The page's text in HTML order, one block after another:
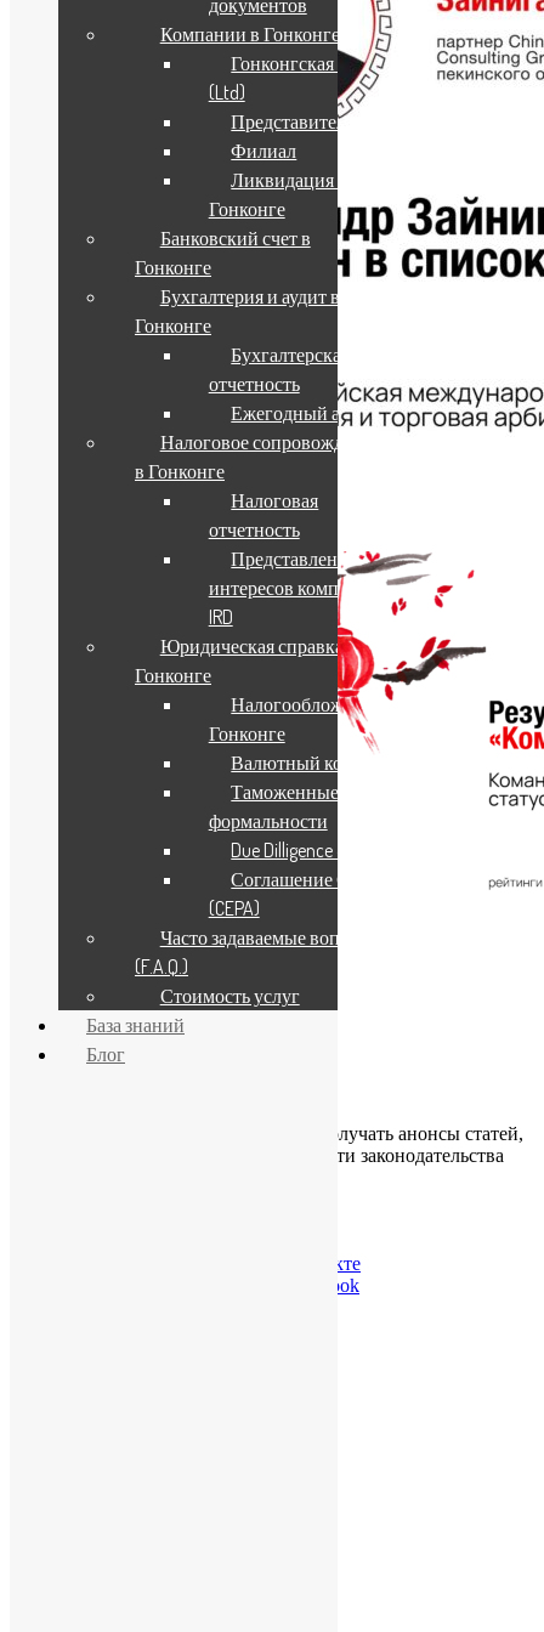
02.06.2026
Архив новостей
Подпишитесь на обновления, чтобы получать анонсы статей,
публикуемых на сайте, обзоры и новости законодательства
ChinaWindow Вконтакте
ChinaWindow в Facebook
документов
Компании в Гонконге
Гонконгская компания
(Ltd)
Представительство
Филиал
Ликвидация компании в
Гонконге
Банковский счет в
Гонконге
Бухгалтерия и аудит в
Гонконге
Бухгалтерская
отчетность
Ежегодный аудит
Налоговое сопровождение
в Гонконге
Налоговая
отчетность
Представление
интересов компании в
IRD
Юридическая справка о
Гонконге
Налогообложение в
Гонконге
Валютный контроль
Таможенные
формальности
Due Dilligence & KYC
Соглашение СТЭП
(CEPA)
Часто задаваемые вопросы
(F.A.Q.)
Стоимость услуг
База знаний
Блог